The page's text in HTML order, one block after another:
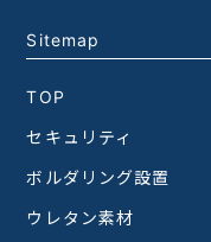
Sitemap
TOP
セキュリティ
ボルダリング設置
ウレタン素材